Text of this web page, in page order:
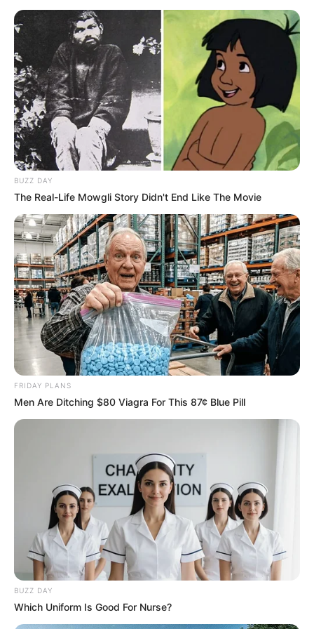
dans notre zone Turf en temps réel. Avec une mise à
jour quotidienne établie après chaque arrivée du
Tiercé Quarté Quinté. Dès que les résultats définitifs
sont annoncés et validés officiellement par le PMU.
Les partants en lice pour la victoire au
Tiercé Quinté du jour
1 BAYAMOON
BUZZ DAY
The Real-Life Mowgli Story Didn't End Like The Movie
FRIDAY PLANS
Men Are Ditching $80 Viagra For This 87¢ Blue Pill
BUZZ DAY
Which Uniform Is Good For Nurse?